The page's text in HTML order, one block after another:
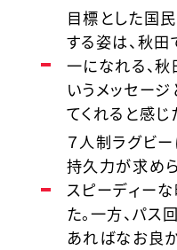
目標とした国
する姿は、秋
一になれる、
いうメッセー
てくれると感じ
７人制ラグビ
持久力が求め
スピーディー
た。一方、パ
あればなお良